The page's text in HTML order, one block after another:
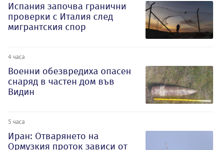
Испания започва гранични
проверки с Италия след
мигрантския спор
4 часа
Военни обезвредиха опасен
снаряд в частен дом във
Видин
5 часа
Иран: Отварянето на
Ормузкия проток зависи от